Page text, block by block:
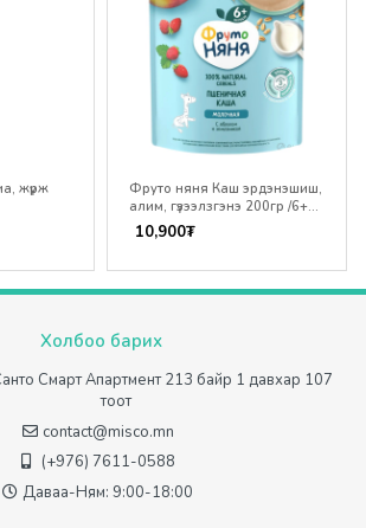
жүрж
Фруто няня Каш эрдэнэшиш,
алим, гүзээлзгэнэ 200гр /6+
сар/
10,900₮
Холбоо барих
Смарт Апартмент 213 байр 1 давхар 107
тоот
contact@misco.mn
(+976) 7611-0588
Даваа-Ням: 9:00-18:00